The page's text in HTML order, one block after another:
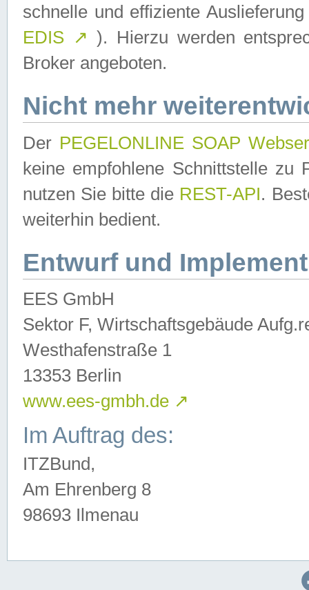
schnelle und effiziente
EDIS ↗ ). Hierzu werden
Broker angeboten.
Nicht mehr
Der PEGELONLINE SOAP
keine empfohlene Schnittstelle zu
nutzen Sie bitte die REST-API.
weiterhin bedient.
Entwurf und
EES GmbH
Sektor F, Wirtschaftsgebäude
Westhafenstraße 1
13353 Berlin
www.ees-gmbh.de ↗
Im Auftrag des:
ITZBund,
Am Ehrenberg 8
98693 Ilmenau